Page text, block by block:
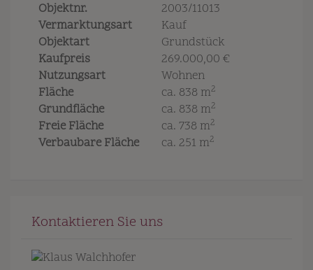
Objektnr.
2003/11013
Vermarktungsart
Kauf
Objektart
Grundstück
Kaufpreis
269.000,00 €
Nutzungsart
Wohnen
Fläche
ca. 838 m2
Grundfläche ca. 838 m2
Freie Fläche ca. 738 m2
Verbaubare Fläche ca. 251 m2
Kontaktieren Sie uns